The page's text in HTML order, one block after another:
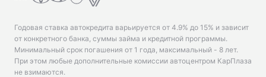
Годовая ставка автокредита варьируется от 4.9% до 15% и зависит
от конкретного банка, суммы займа и кредитной программы.
Минимальный срок погашения от 1 года, максимальный - 8 лет.
При этом любые дополнительные комиссии автоцентром КарПлаза
не взимаются.